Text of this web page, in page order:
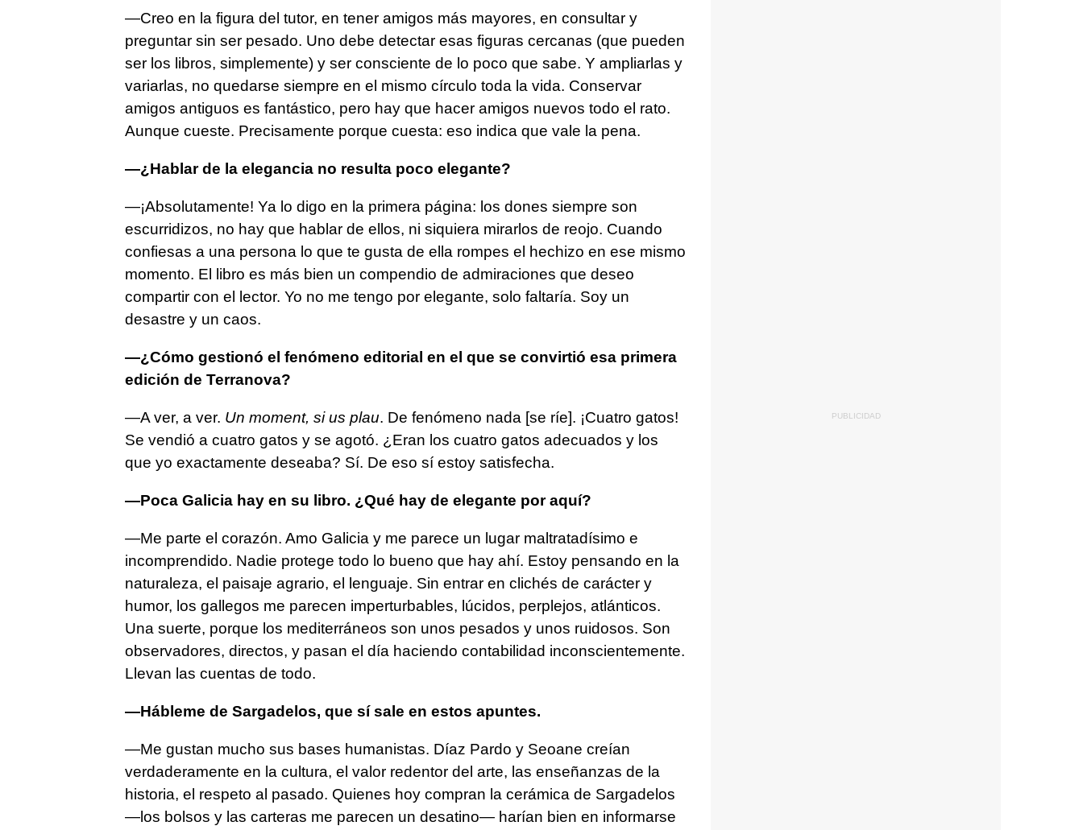
—Creo en la figura del tutor, en tener amigos más mayores, en consultar y
preguntar sin ser pesado. Uno debe detectar esas figuras cercanas (que pueden
ser los libros, simplemente) y ser consciente de lo poco que sabe. Y ampliarlas y
variarlas, no quedarse siempre en el mismo círculo toda la vida. Conservar
amigos antiguos es fantástico, pero hay que hacer amigos nuevos todo el rato.
Aunque cueste. Precisamente porque cuesta: eso indica que vale la pena.
­—¿Hablar de la elegancia no resulta poco elegante?
—¡Absolutamente! Ya lo digo en la primera página: los dones siempre son
escurridizos, no hay que hablar de ellos, ni siquiera mirarlos de reojo. Cuando
confiesas a una persona lo que te gusta de ella rompes el hechizo en ese mismo
momento. El libro es más bien un compendio de admiraciones que deseo
compartir con el lector. Yo no me tengo por elegante, solo faltaría. Soy un
desastre y un caos.
­—¿Cómo gestionó el fenómeno editorial en el que se convirtió esa primera
edición de Terranova?
—A ver, a ver. Un moment, si us plau. De fenómeno nada [se ríe]. ¡Cuatro gatos!
Se vendió a cuatro gatos y se agotó. ¿Eran los cuatro gatos adecuados y los
que yo exactamente deseaba? Sí. De eso sí estoy satisfecha.
­—Poca Galicia hay en su libro. ¿Qué hay de elegante por aquí?
—Me parte el corazón. Amo Galicia y me parece un lugar maltratadísimo e
incomprendido. Nadie protege todo lo bueno que hay ahí. Estoy pensando en la
naturaleza, el paisaje agrario, el lenguaje. Sin entrar en clichés de carácter y
humor, los gallegos me parecen imperturbables, lúcidos, perplejos, atlánticos.
Una suerte, porque los mediterráneos son unos pesados y unos ruidosos. Son
observadores, directos, y pasan el día haciendo contabilidad inconscientemente.
Llevan las cuentas de todo.
—Hábleme de Sargadelos, que sí sale en estos apuntes.
—Me gustan mucho sus bases humanistas. Díaz Pardo y Seoane creían
verdaderamente en la cultura, el valor redentor del arte, las enseñanzas de la
historia, el respeto al pasado. Quienes hoy compran la cerámica de Sargadelos
—los bolsos y las carteras me parecen un desatino— harían bien en informarse